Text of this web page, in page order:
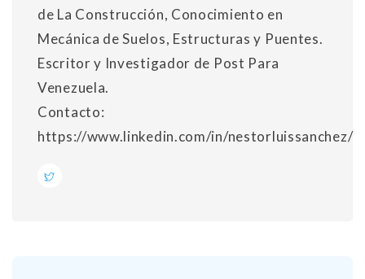
de La Construcción, Conocimiento en
Mecánica de Suelos, Estructuras y Puentes.
Escritor y Investigador de Post Para
Venezuela.
Contacto:
https://www.linkedin.com/in/nestorluissanchez/